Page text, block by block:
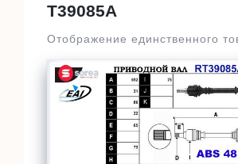
T39085A
Отображение единственного